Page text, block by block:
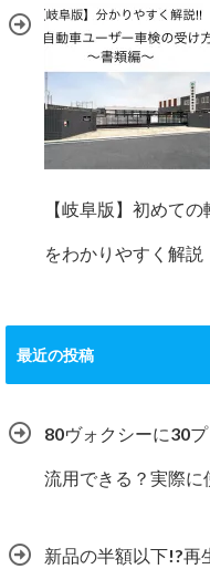
【岐阜版】初めて
をわかりやすく解説
最近の投稿
80ヴォクシーに30
流用できる？実際
新品の半額以下!?再